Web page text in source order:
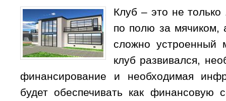
Клуб – это не
по полю за мячиком,
сложно устроенный
клуб развивался,
финансирование и необходимая
будет обеспечивать как финансовую